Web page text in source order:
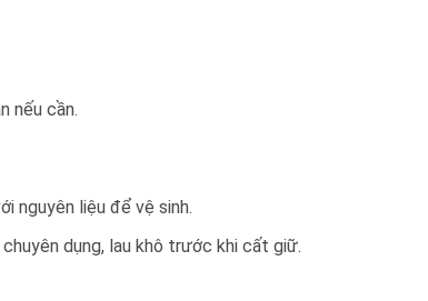
nếu cần.
nguyên liệu để vệ sinh.
dụng, lau khô trước khi cất giữ.